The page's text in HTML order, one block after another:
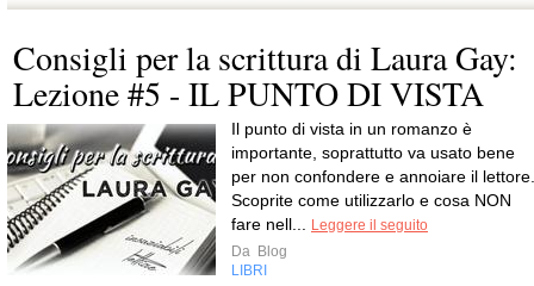
Consigli per la scrittura di Laura Gay:
Lezione #5 - IL PUNTO DI VISTA
Il punto di vista in un romanzo è
importante, soprattutto va usato bene
per non confondere e annoiare il lettore.
Scoprite come utilizzarlo e cosa NON
fare nell...
Leggere il seguito
Da Blog
LIBRI